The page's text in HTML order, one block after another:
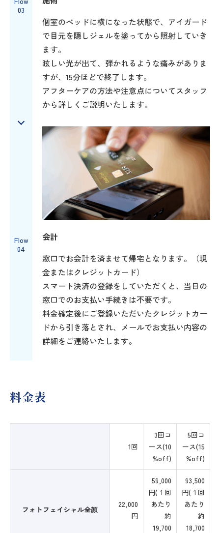
03
個室のベッドに横になった状態で、アイガード
で目元を隠しジェルを塗ってから照射していき
ます。
眩しい光が出て、弾かれるような痛みがありま
すが、15分ほどで終了します。
アフターケアの方法や注意点についてスタッフ
から詳しくご説明いたします。
Flow
04
会計
窓口でお会計を済ませて帰宅となります。（現
金またはクレジットカード）
スマート決済の登録をしていただくと、当日の
窓口でのお支払い手続きは不要です。
料金確定後にご登録いただいたクレジットカー
ドから引き落とされ、メールでお支払い内容の
詳細をご連絡いたします。
料金表
1回
3回コ
ース(10
%off)
5回コ
ース(15
%off)
フォトフェイシャル全顔
22,000
円
59,000
円(１回
あたり
約
19,700
93,500
円(１回
あたり
約
18,700